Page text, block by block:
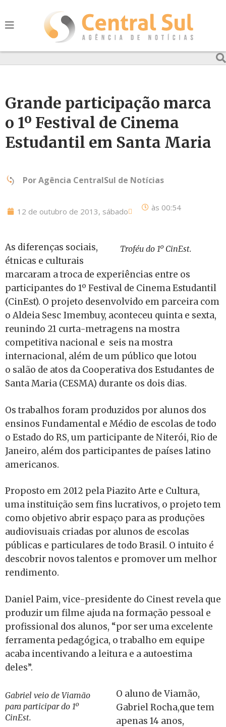
Grande participação marca
o 1º Festival de Cinema
Estudantil em Santa Maria
PorAgência CentralSul de Notícias
12 de outubro de 2013, sábado às 00:54
Troféu do 1º CinEst.
As diferenças sociais,
étnicas e culturais
marcaram a troca de experiências entre os
participantes do 1º Festival de Cinema Estudantil
(CinEst). O projeto desenvolvido em parceira com
o Aldeia Sesc Imembuy, aconteceu quinta e sexta,
reunindo 21 curta-metragens na mostra
competitiva nacional e seis na mostra
internacional, além de um público que lotou
o salão de atos da Cooperativa dos Estudantes de
Santa Maria (CESMA) durante os dois dias.
Os trabalhos foram produzidos por alunos dos
ensinos Fundamental e Médio de escolas de todo
o Estado do RS, um participante de Niterói, Rio de
Janeiro, além dos participantes de países latino
americanos.
Proposto em 2012 pela Piazito Arte e Cultura,
uma instituição sem fins lucrativos, o projeto tem
como objetivo abrir espaço para as produções
audiovisuais criadas por alunos de escolas
públicas e particulares de todo Brasil. O intuito é
descobrir novos talentos e promover um melhor
rendimento.
Daniel Paim, vice-presidente do Cinest revela que
produzir um filme ajuda na formação pessoal e
profissional dos alunos, “por ser uma excelente
ferramenta pedagógica, o trabalho em equipe
acaba incentivando a leitura e a autoestima
deles”.
Gabriel veio de Viamão
para participar do 1º
CinEst.
O aluno de Viamão,
Gabriel Rocha,que tem
apenas 14 anos,